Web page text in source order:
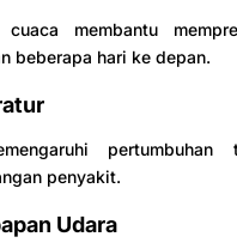
cuaca membantu
beberapa hari ke depan.
pertumbuhan
penyakit.
Udara